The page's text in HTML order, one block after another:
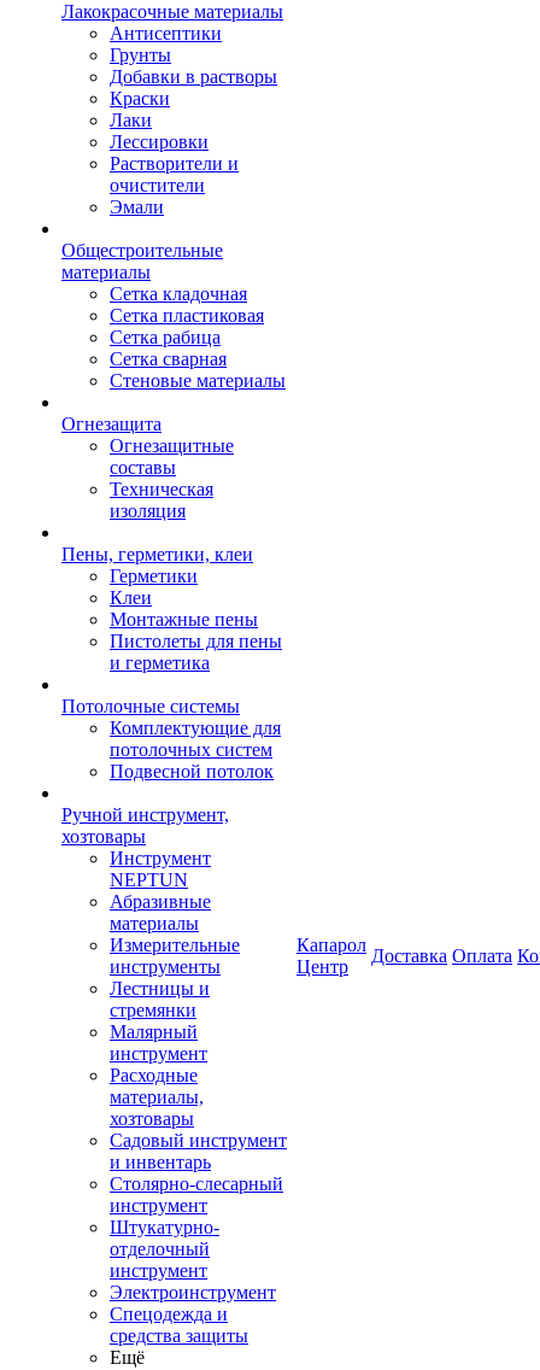
Лакокрасочные материалы
Антисептики
Грунты
Добавки в растворы
Краски
Лаки
Лессировки
Растворители и
очистители
Эмали
Общестроительные
материалы
Сетка кладочная
Сетка пластиковая
Сетка рабица
Сетка сварная
Стеновые материалы
Огнезащита
Огнезащитные
составы
Техническая
изоляция
Пены, герметики, клеи
Герметики
Клеи
Монтажные пены
Пистолеты для пены
и герметика
Потолочные системы
Комплектующие для
потолочных систем
Подвесной потолок
Ручной инструмент,
хозтовары
Инструмент
NEPTUN
Абразивные
материалы
Измерительные
инструменты
Лестницы и
стремянки
Малярный
инструмент
Расходные
материалы,
хозтовары
Садовый инструмент
и инвентарь
Столярно-слесарный
инструмент
Штукатурно-
отделочный
инструмент
Электроинструмент
Спецодежда и
средства защиты
Ещё
Капарол
Центр
Доставка Оплата